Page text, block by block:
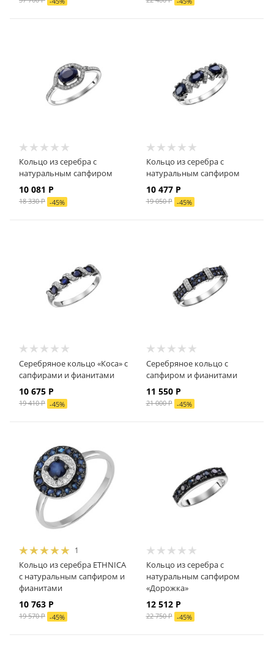
Кольцо из серебра с
натуральным сапфиром
10 081 Р
18 330Р -45%
Кольцо из серебра с
натуральным сапфиром
10 477 Р
19 050 Р -45%
Серебряное кольцо «Коса» с
сапфирами и фианитами
10 675 Р
19 410 Р -45%
Серебряное кольцо с
сапфиром и фианитами
11 550 Р
21 000 Р -45%
1
Кольцо из серебра ETHNICA
с натуральным сапфиром и
фианитами
10 763 Р
19 570 Р -45%
Кольцо из серебра с
натуральным сапфиром
«Дорожка»
12 512 Р
22 750 Р -45%